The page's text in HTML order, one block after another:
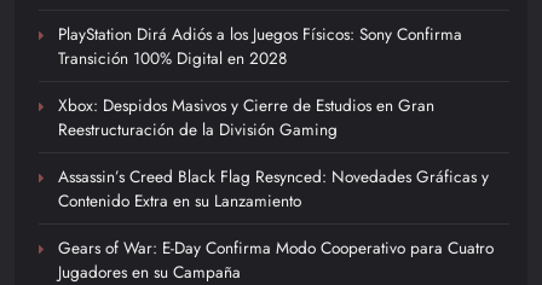
PlayStation Dirá Adiós a los Juegos Físicos: Sony Confirma
Transición 100% Digital en 2028
Xbox: Despidos Masivos y Cierre de Estudios en Gran
Reestructuración de la División Gaming
Assassin’s Creed Black Flag Resynced: Novedades Gráficas y
Contenido Extra en su Lanzamiento
Gears of War: E-Day Confirma Modo Cooperativo para Cuatro
Jugadores en su Campaña